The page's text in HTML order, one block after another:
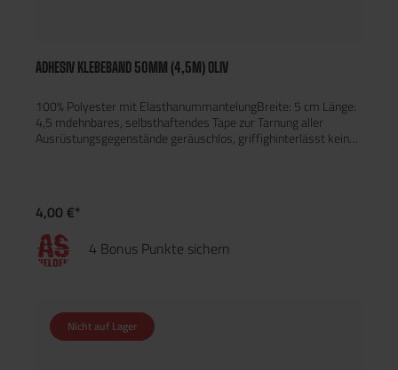
ADHESIV KLEBEBAND 50MM (4,5M) OLIV
100% Polyester mit ElasthanummantelungBreite: 5 cm Länge:
4,5 mdehnbares, selbsthaftendes Tape zur Tarnung aller
Ausrüstungsgegenstände geräuschlos, griffighinterlässt keine
4,00 €*
4 Bonus Punkte sichern
Nicht auf Lager